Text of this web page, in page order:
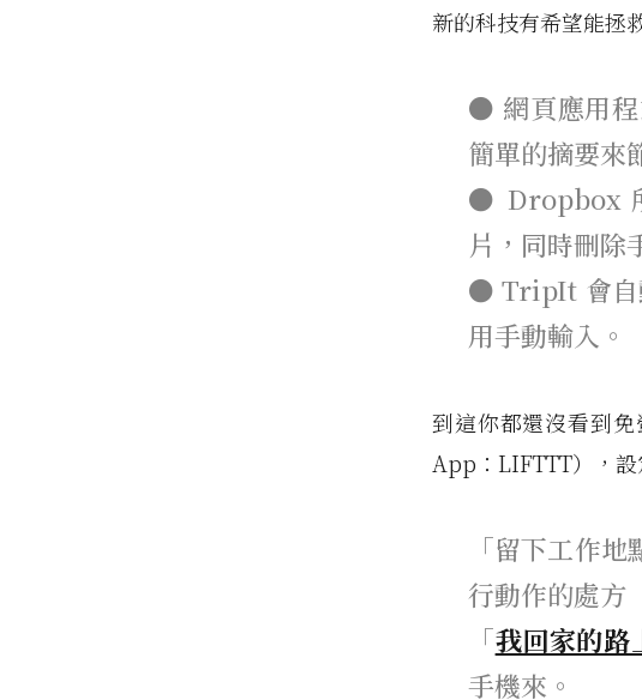
新的科技有希望能拯
● 網頁應用
簡單的摘要來
● Dropbox
片，同時刪除
● TripIt 會自
用手動輸入。
到這你都還沒看到
App：LIFTTT），設
「留下工作
行動作的處方
「我回家的路
手機來。